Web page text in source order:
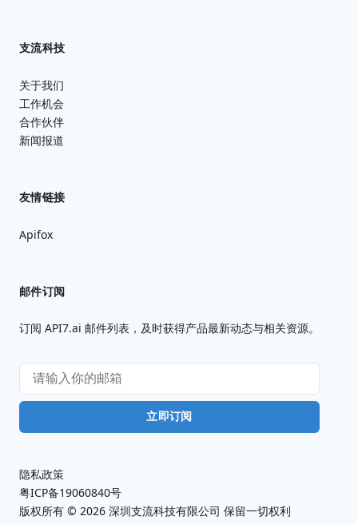
支流科技
关于我们
工作机会
合作伙伴
新闻报道
友情链接
Apifox
邮件订阅
订阅 API7.ai 邮件列表，及时获得产品最新动态与相关资源。
立即订阅
隐私政策
粤ICP备19060840号
版权所有 © 2026 深圳支流科技有限公司 保留一切权利